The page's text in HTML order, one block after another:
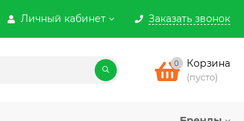
Личный кабинет Заказать звонок
0 Корзина
(пусто)